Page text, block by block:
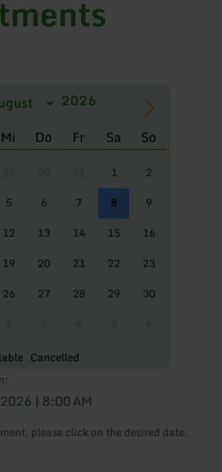
Mi Do Fr Sa So
1
2
5 6 7 8
9
12 13 14 15
16
19 20 21 22
23
26 27 28 29
30
Cancelled
| 8:00 AM
please click on the desired date.